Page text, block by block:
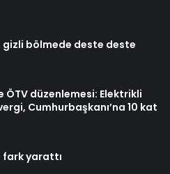
bölmede deste deste
ÖTV düzenlemesi: Elektrikli
Cumhurbaşkanı’na 10 kat
fark yarattı